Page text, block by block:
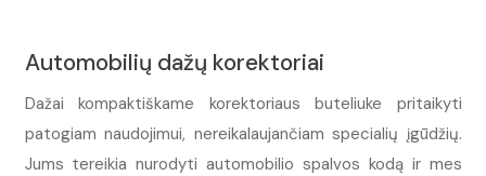
Automobilių dažų korektoriai
Dažai kompaktiškame korektoriaus buteliuke pritaikyti
patogiam naudojimui, nereikalaujančiam specialių įgūdžių.
Jums tereikia nurodyti automobilio spalvos kodą ir mes